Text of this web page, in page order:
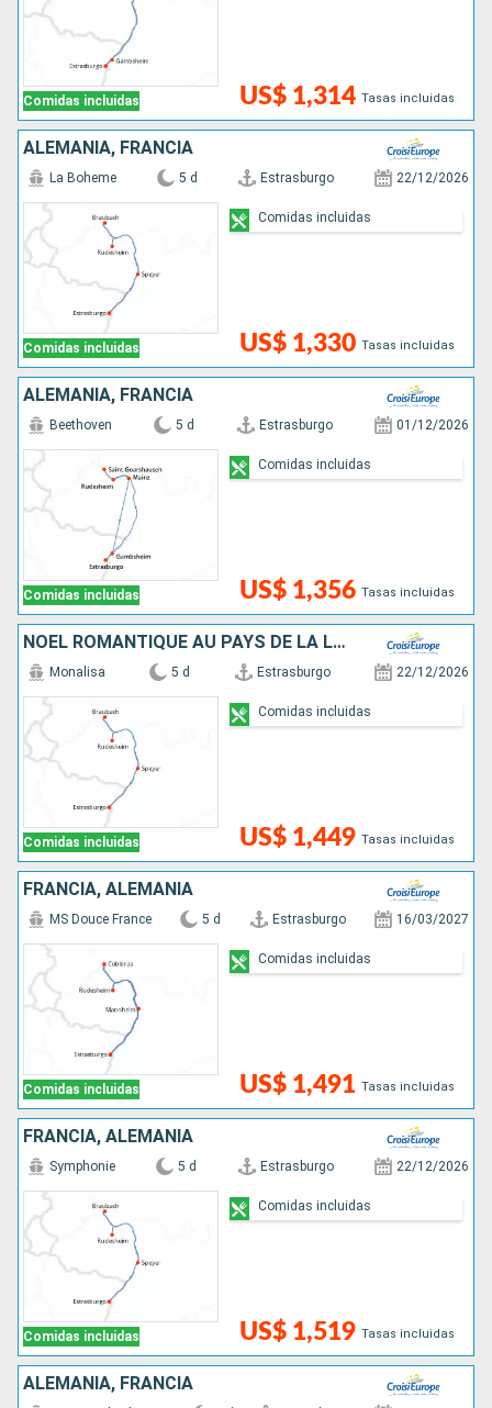
Comidas incluidas US$ 1,314 Tasas incluidas
ALEMANIA, FRANCIA
Comidas incluidas
La Boheme 5 d Estrasburgo 22/12/2026
US$ 1,330 Tasas incluidas
Comidas incluidas
ALEMANIA, FRANCIA
Comidas incluidas
Beethoven 5 d Estrasburgo 01/12/2026
US$ 1,356 Tasas incluidas
Comidas incluidas
NOËL ROMANTIQUE AU PAYS DE LA LORELEI
Comidas incluidas
Monalisa 5 d Estrasburgo 22/12/2026
US$ 1,449 Tasas incluidas
Comidas incluidas
FRANCIA, ALEMANIA
Comidas incluidas
MS Douce France 5 d Estrasburgo 16/03/2027
US$ 1,491 Tasas incluidas
Comidas incluidas
FRANCIA, ALEMANIA
Comidas incluidas
Symphonie 5 d Estrasburgo 22/12/2026
US$ 1,519 Tasas incluidas
Comidas incluidas
ALEMANIA, FRANCIA